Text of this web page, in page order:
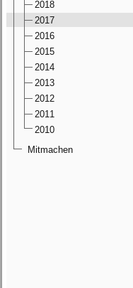
2018
2017
2016
2015
2014
2013
2012
2011
2010
Mitmachen